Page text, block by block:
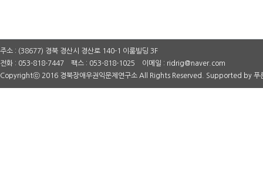
주소 : (38677) 경북 경산시 경산로 140-1 이룸빌딩 3F
전화 : 053-818-7447 팩스 : 053-818-1025 이메일 : ridrig@naver.com
Copyrightⓒ 2016 경북장애우권익문제연구소 All Rights Reserved. Supported by 푸